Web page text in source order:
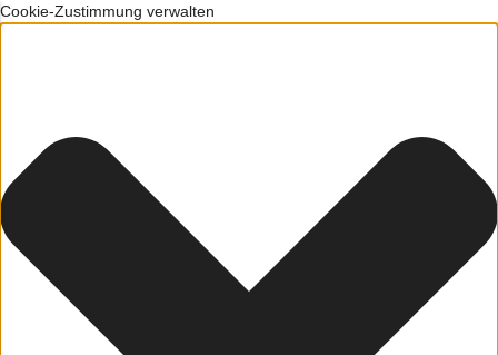
Cookie-Zustimmung verwalten